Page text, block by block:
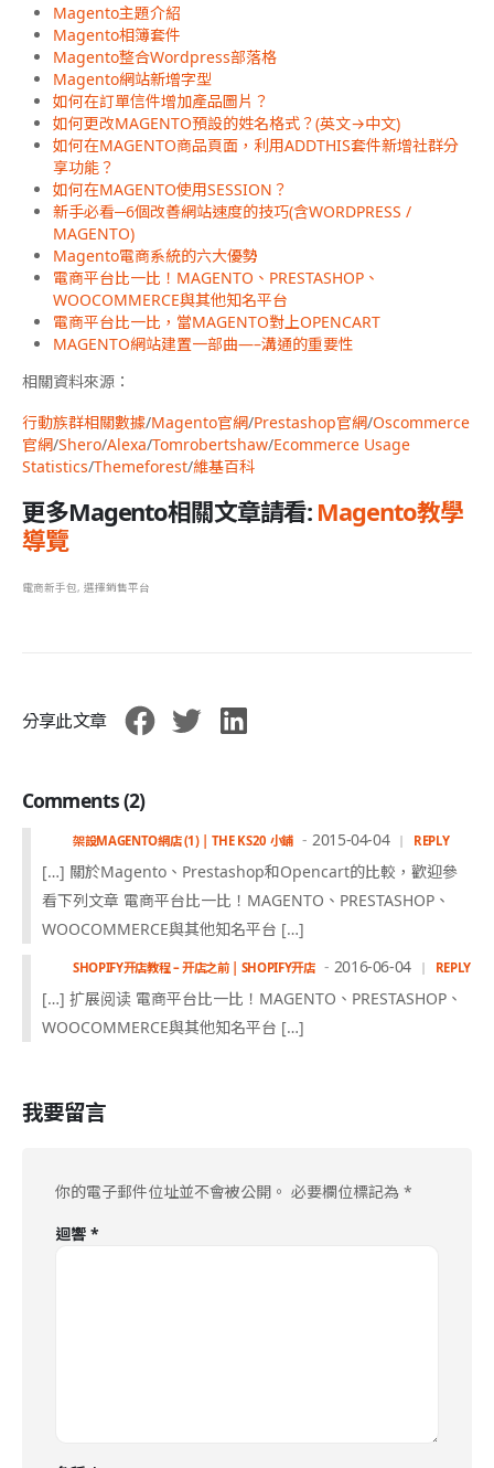
Magento主題介紹
Magento相簿套件
Magento整合Wordpress部落格
Magento網站新增字型
如何在訂單信件增加產品圖片？
如何更改MAGENTO預設的姓名格式？(英文→中文)
如何在MAGENTO商品頁面，利用ADDTHIS套件新增社群分
享功能？
如何在MAGENTO使用SESSION？
新手必看─6個改善網站速度的技巧(含WORDPRESS /
MAGENTO)
Magento電商系統的六大優勢
電商平台比一比！MAGENTO、PRESTASHOP、
WOOCOMMERCE與其他知名平台
電商平台比一比，當MAGENTO對上OPENCART
MAGENTO網站建置一部曲—–溝通的重要性
相關資料來源：
行動族群相關數據/Magento官網/Prestashop官網/Oscommerce
官網/Shero/Alexa/Tomrobertshaw/Ecommerce Usage
Statistics/Themeforest/維基百科
更多Magento相關文章請看: Magento教學
導覽
電商新手包, 選擇銷售平台
分享此文章
Comments (2)
架設MAGENTO網店 (1) | THE KS20 小鋪 2015-04-04 REPLY
[…] 關於Magento、Prestashop和Opencart的比較，歡迎參
看下列文章 電商平台比一比！MAGENTO、PRESTASHOP、
WOOCOMMERCE與其他知名平台 […]
SHOPIFY开店教程 – 开店之前 | SHOPIFY开店 2016-06-04 REPLY
[…] 扩展阅读 電商平台比一比！MAGENTO、PRESTASHOP、
WOOCOMMERCE與其他知名平台 […]
我要留言
你的電子郵件位址並不會被公開。 必要欄位標記為 *
迴響 *